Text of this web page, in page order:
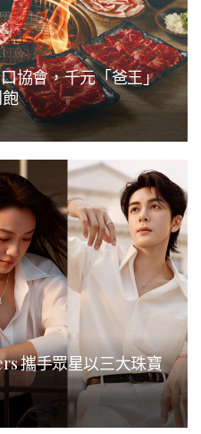
協會，千元「爸王」
攜手眾星以三大珠寶